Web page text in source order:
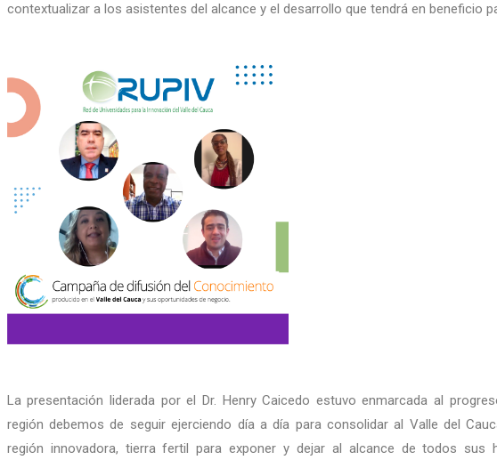
contextualizar a los asistentes del alcance y el desarrollo que tendrá en beneficio
La presentación liderada por el Dr. Henry Caicedo estuvo enmarcada al
región debemos de seguir ejerciendo día a día para consolidar al Valle del
región innovadora, tierra fertil para exponer y dejar al alcance de todos sus